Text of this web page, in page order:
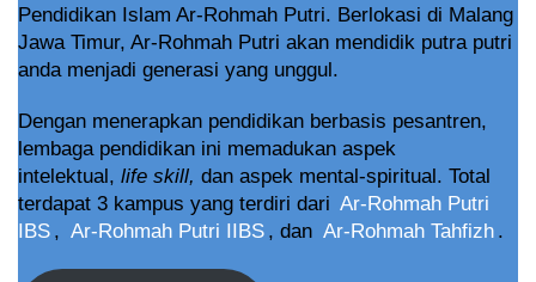
Pendidikan Islam Ar-Rohmah Putri. Berlokasi di Malang
Jawa Timur, Ar-Rohmah Putri akan mendidik putra putri
anda menjadi generasi yang unggul.
Dengan menerapkan pendidikan berbasis pesantren,
lembaga pendidikan ini memadukan aspek
intelektual, life skill, dan aspek mental-spiritual. Total
terdapat 3 kampus yang terdiri dari Ar-Rohmah Putri
IBS , Ar-Rohmah Putri IIBS , dan Ar-Rohmah Tahfizh .